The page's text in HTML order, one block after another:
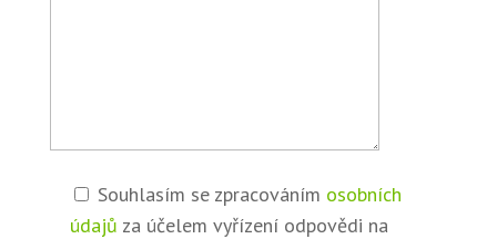
Souhlasím se zpracováním osobních
údajů za účelem vyřízení odpovědi na